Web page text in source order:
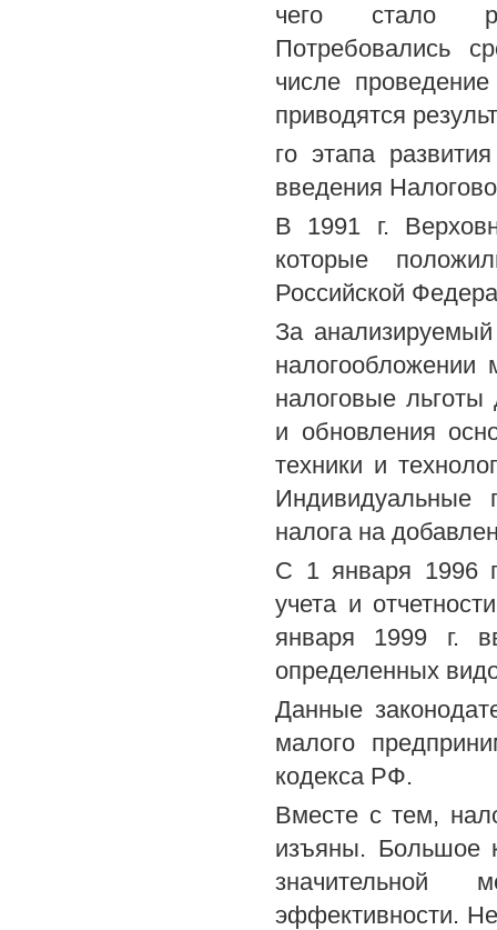
чего стало
Потребовались
числе
приводятся
го этапа
введения
В 1991 г.
которые
Российской
За
налогообложении
налоговые льготы
и обновления
техники и
Индивидуальные
налога на
С 1 января 1996
учета и
января 1999 г.
определенных
Данные
малого
кодекса РФ.
Вместе с тем,
изъяны. Большое
значительной
эффективности.